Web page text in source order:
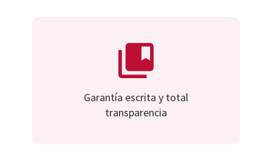
Garantía escrita y total
transparencia